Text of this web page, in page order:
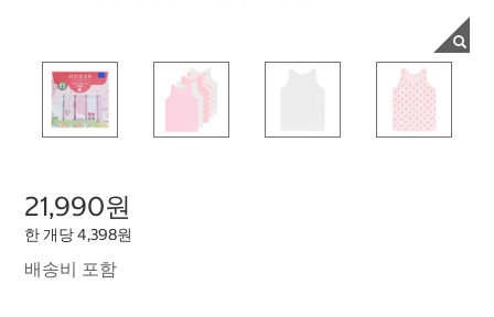
21,990원
한 개당 4,398원
배송비 포함